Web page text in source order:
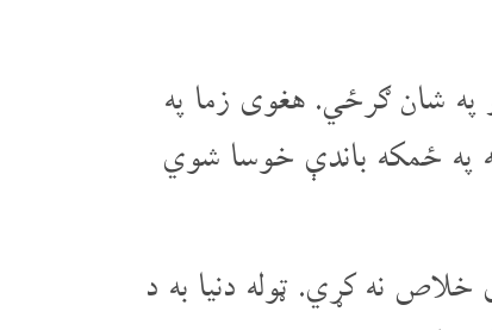
په شان ګرځي. هغوی زما په
په ځمکه باندې خوسا شوي
نه کړي. ټوله دنیا به د